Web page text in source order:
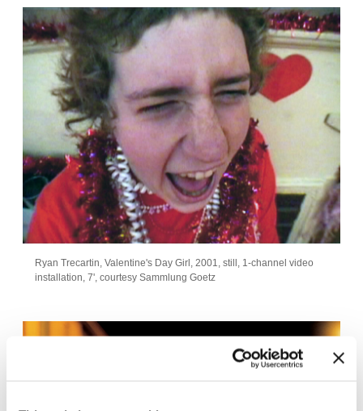
Ryan Trecartin, Valentine's Day Girl, 2001, still, 1-channel video
installation, 7', courtesy Sammlung Goetz